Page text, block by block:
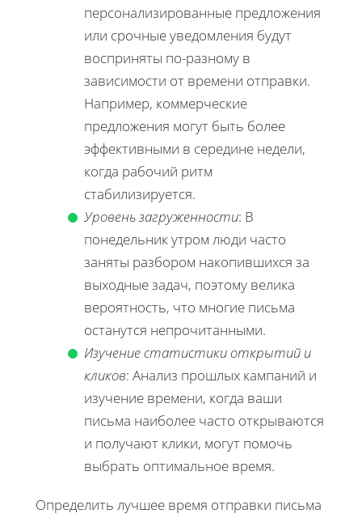
персонализированные предложения
или срочные уведомления будут
восприняты по-разному в
зависимости от времени отправки.
Например, коммерческие
предложения могут быть более
эффективными в середине недели,
когда рабочий ритм
стабилизируется.
Уровень загруженности: В
понедельник утром люди часто
заняты разбором накопившихся за
выходные задач, поэтому велика
вероятность, что многие письма
останутся непрочитанными.
Изучение статистики открытий и
кликов: Анализ прошлых кампаний и
изучение времени, когда ваши
письма наиболее часто открываются
и получают клики, могут помочь
выбрать оптимальное время.
Определить лучшее время отправки письма